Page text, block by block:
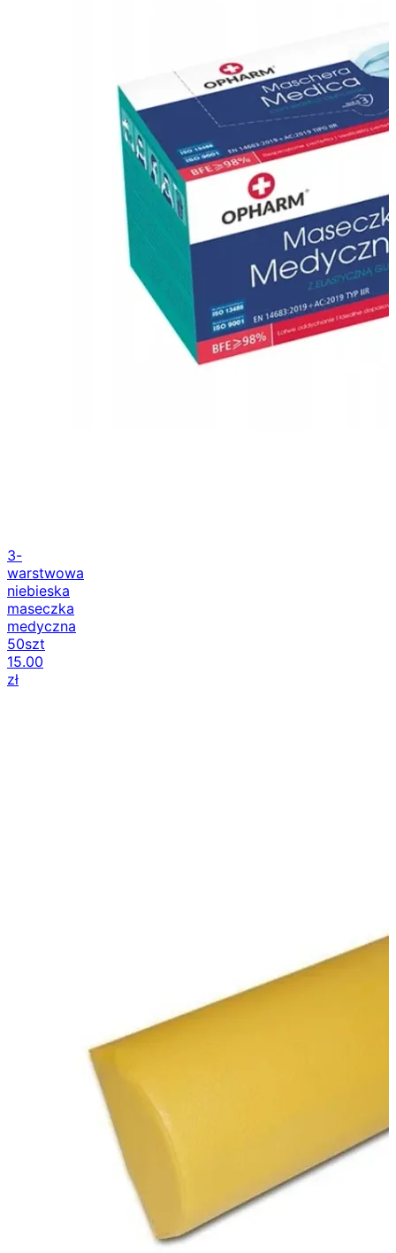
3-
warstwowa
niebieska
maseczka
medyczna
50szt
15.00
zł